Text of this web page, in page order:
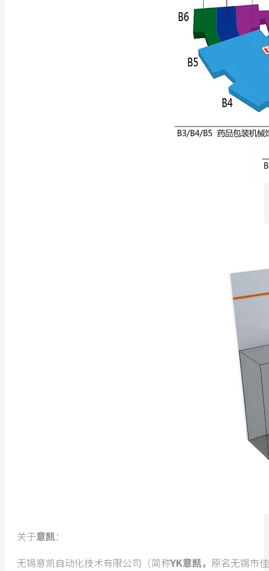
关于意凯：
无锡意凯自动化技术有限公司（简称YK意凯， 原名无锡市